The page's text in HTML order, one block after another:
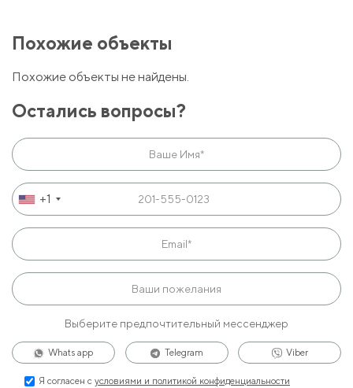
Похожие объекты
Похожие объекты не найдены.
Остались вопросы?
+1
Выберите предпочтительный мессенджер
Whats app Telegram Viber
Я согласен с условиями и политикой конфиденциальности